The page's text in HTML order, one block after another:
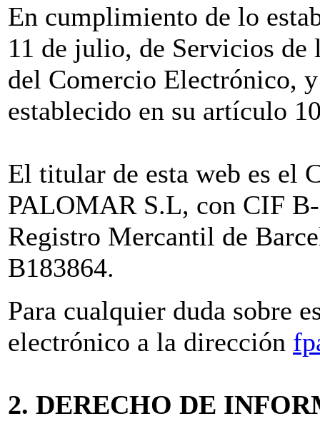
En cumplimiento de lo
11 de julio, de Servicios
del Comercio Electrónico,
establecido en su artículo
El titular de esta web es el
PALOMAR S.L, con CIF
Registro Mercantil de
B183864.
Para cualquier duda sobre
electrónico a la dirección
2. DERECHO DE